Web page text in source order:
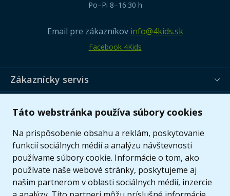
Táto webstránka používa súbory cookies
Na prispôsobenie obsahu a reklám, poskytovanie
funkcií sociálnych médií a analýzu návštevnosti
používame súbory cookie. Informácie o tom, ako
používate naše webové stránky, poskytujeme aj
našim partnerom v oblasti sociálnych médií, inzercie
Po–Pi 8–16:30 h
Email pre zákazníkov info@4kids.sk
Facebook 4Kids
Zákaznícky servis